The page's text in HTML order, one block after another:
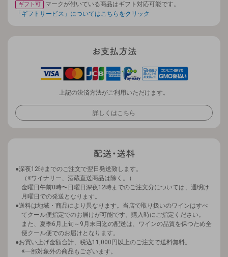
ギフト可
マークが付いている商品はギフト対応可能です。
「ギフトサービス」についてはこちらをクリック
上記の決済方法がご利用いただけます。
詳しくはこちら
深夜12時までのご注文で翌日発送致します。
（※ワイナリー、酒蔵直送商品は除く。）
金曜日午前0時〜日曜日深夜12時までのご注文分については、週明け
月曜日での発送となります。
送料は地域・商品により異なります。当店で取り扱いのワインはすべ
てクール便指定でのお届けが可能です。購入時にご指定ください。
また、夏季6月上旬～9月末日迄の配送は、ワインの品質を保つため全
便クール便でのお届けとなります。
お買い上げ金額合計、税込11,000円以上のご注文で送料無料。
※一部対象外の商品もございます。